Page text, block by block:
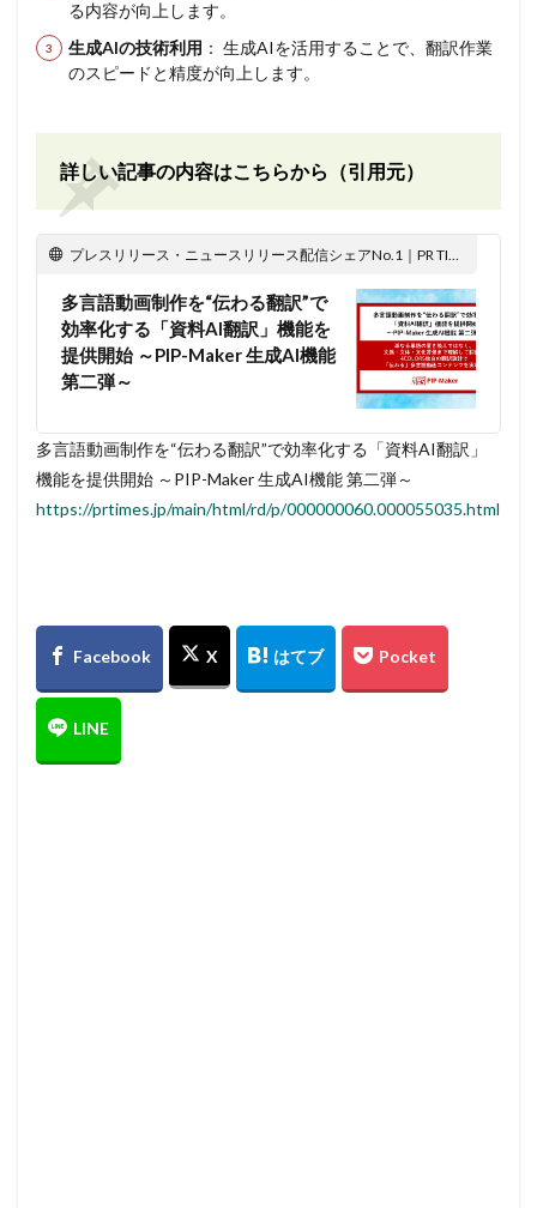
る内容が向上します。
生成AIの技術利用 ： 生成AIを活用することで、翻訳作業
のスピードと精度が向上します。
詳しい記事の内容はこちらから（引用元）
プレスリリース・ニュースリリース配信シェアNo.1｜PR TIMES
多言語動画制作を“伝わる翻訳”で
効率化する「資料AI翻訳」機能を
提供開始 ～PIP-Maker 生成AI機能
第二弾～
多言語動画制作を“伝わる翻訳”で効率化する「資料AI翻訳」
機能を提供開始 ～PIP-Maker 生成AI機能 第二弾～
https://prtimes.jp/main/html/rd/p/000000060.000055035.html